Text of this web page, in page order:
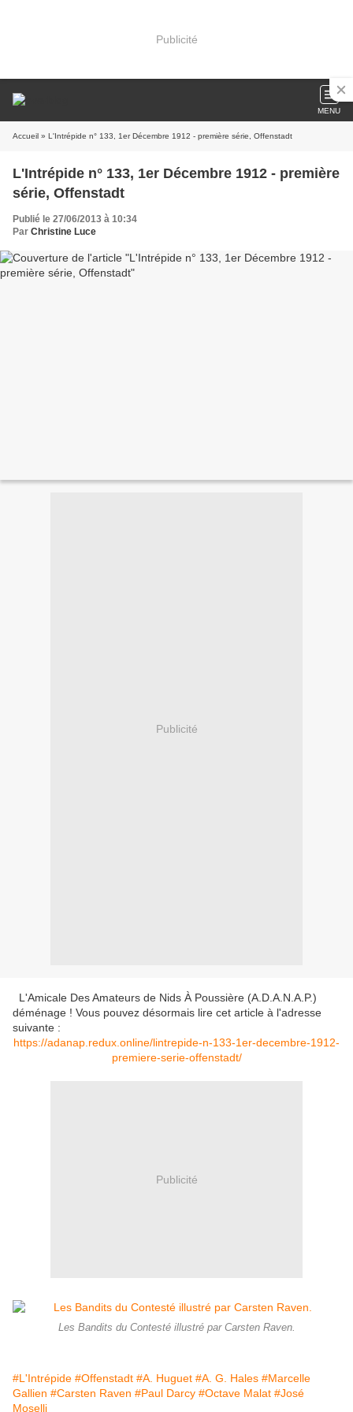
Publicité
MENU
Accueil » L'Intrépide n° 133, 1er Décembre 1912 - première série, Offenstadt
L'Intrépide n° 133, 1er Décembre 1912 - première
série, Offenstadt
Publié le 27/06/2013 à 10:34
Par Christine Luce
Publicité
L'Amicale Des Amateurs de Nids À Poussière (A.D.A.N.A.P.)
déménage ! Vous pouvez désormais lire cet article à l'adresse
suivante :
https://adanap.redux.online/lintrepide-n-133-1er-decembre-1912-
premiere-serie-offenstadt/
Publicité
Les Bandits du Contesté illustré par Carsten Raven.
#L'Intrépide #Offenstadt #A. Huguet #A. G. Hales #Marcelle
Gallien #Carsten Raven #Paul Darcy #Octave Malat #José
Moselli